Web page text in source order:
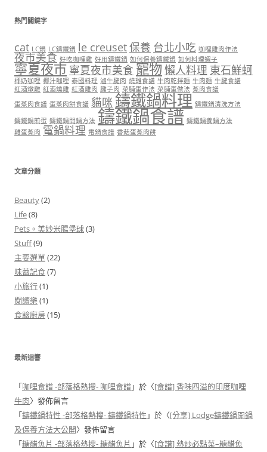
熱門關鍵字
cat LC鍋 LC鑄鐵鍋 le creuset保養 台北小吃 咖哩雞肉作法
夜市美食 好吃咖哩雞 好用鑄鐵鍋 如何保養鑄鐵鍋 如何料理蝦子
寧夏夜市 寧夏夜市美食 寵物懶人料理 東石鮮蚵
椰奶咖哩 椰汁咖哩 泰國料理 滷牛腱肉 燒雞食譜 牛肉乾拌麵 牛肉麵 牛腱食譜
紅酒燉雞 紅酒燒雞 紅酒雞肉 腱子肉 菜脯蛋作法 菜脯蛋做法 蒸肉食譜
蛋蒸肉食譜 蛋蒸肉餅食譜 貓咪 鑄鐵鍋料理 鑄鐵鍋清洗方法
鑄鐵鍋煎蛋 鑄鐵鍋開鍋方法 鑄鐵鍋食譜 鑄鐵鍋養鍋方法
雞蛋蒸肉 電鍋料理 電鍋食譜 香菇蛋蒸肉餅
文章分類
Beauty(2)
Life(8)
Pets。美妙米腸堡球(3)
Stuff(9)
主要選單(22)
味蕾記食(7)
小旅行(1)
閱讀樂(1)
食驗廚房(15)
最新迴響
「咖哩食譜 -部落格熱搜- 咖哩食譜」於〈[食譜] 香味四溢的印度咖哩
牛肉〉發佈留言
「鑄鐵鍋特性 -部落格熱搜- 鑄鐵鍋特性 」於〈[分享] Lodge鑄鐵鍋開鍋
及保養方法大公開〉發佈留言
「糖醋魚片 -部落格熱搜- 糖醋魚片 」於〈[食譜] 熱炒必點菜–糖醋魚